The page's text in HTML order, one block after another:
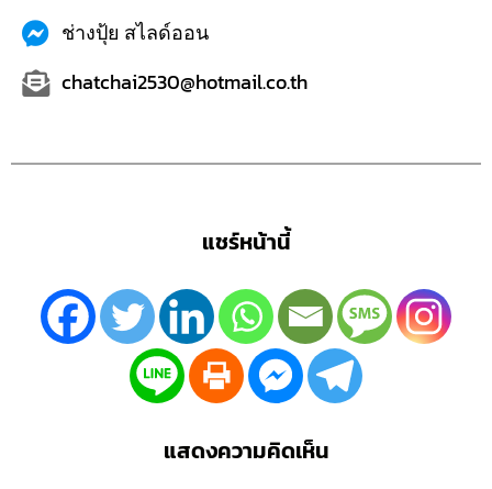
ช่างปุ้ย สไลด์ออน
chatchai2530@hotmail.co.th
แชร์หน้านี้
แสดงความคิดเห็น